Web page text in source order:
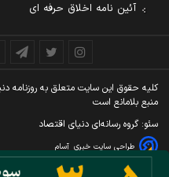
آئین نامه اخلاق حرفه ای
کليه حقوق اين سايت متعلق به روزنامه
منبع بلامانع است
سئو: گروه رسانه‌ای دنیای اقتصاد
طراحی سایت خبری آسام